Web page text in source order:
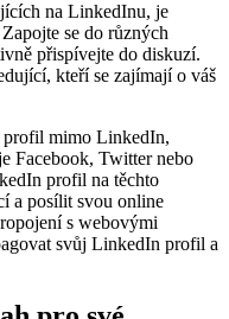
na LinkedInu, je
se do různých
přispívejte do diskuzí.
kteří se zajímají o váš
profil mimo LinkedIn,
Facebook, Twitter nebo
profil na těchto
a posílit svou online
s webovými
svůj LinkedIn profil a